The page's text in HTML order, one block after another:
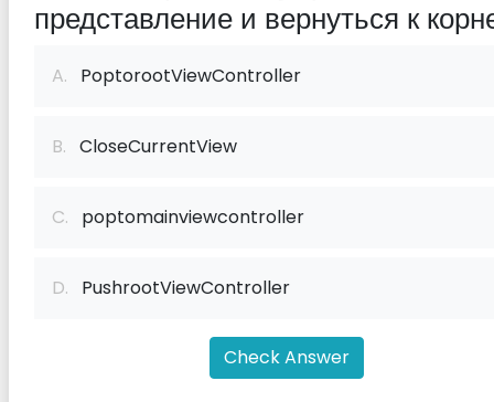
представление и вернуться к
A. PoptorootViewController
B. CloseCurrentView
C. poptomainviewcontroller
D. PushrootViewController
Check Answer